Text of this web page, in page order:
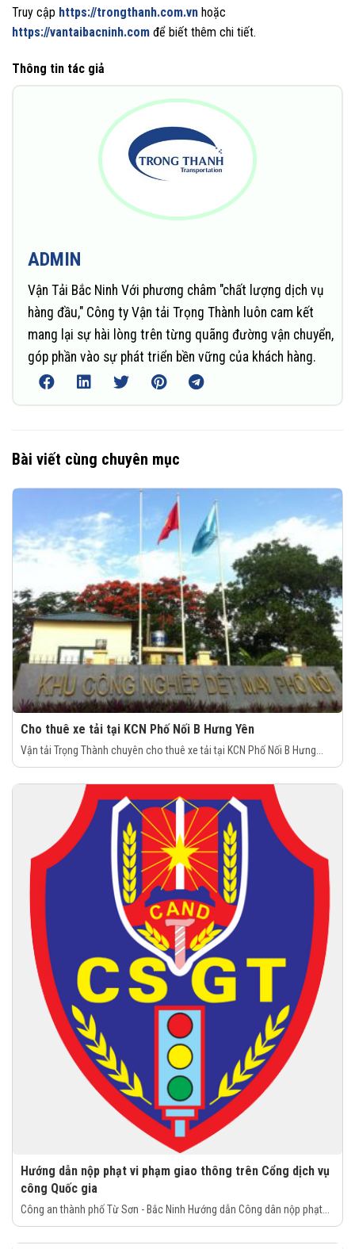
Truy cập https://trongthanh.com.vn hoặc
https://vantaibacninh.com để biết thêm chi tiết.
Thông tin tác giả
ADMIN
Vận Tải Bắc Ninh Với phương châm "chất lượng dịch vụ
hàng đầu," Công ty Vận tải Trọng Thành luôn cam kết
mang lại sự hài lòng trên từng quãng đường vận chuyển,
góp phần vào sự phát triển bền vững của khách hàng.
Bài viết cùng chuyên mục
Cho thuê xe tải tại KCN Phố Nối B Hưng Yên
Vận tải Trọng Thành chuyên cho thuê xe tải tại KCN Phố Nối B Hưng...
Hướng dẫn nộp phạt vi phạm giao thông trên Cổng dịch vụ
công Quốc gia
Công an thành phố Từ Sơn - Bắc Ninh Hướng dẫn Công dân nộp phạt...